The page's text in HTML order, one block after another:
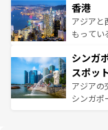
とつ。フ
ひ現地で
が旅行者
参照して
の活気が
帯で自然
いビーチ
激する。
が待って
た文化、
け
香港
アジアと
もってい
み、どこ
ており、
うな絶景
そ
シンガ
スポッ
アジアの
シンガポ